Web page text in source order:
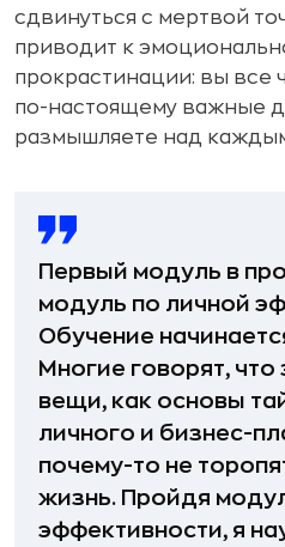
сдвинуться с мертвой
приводит к
прокрастинации: вы все
по-настоящему важные
размышляете над
Первый модуль в
модуль по личной
Обучение
Многие говорят, что
вещи, как основы
личного и бизнес-
почему-то не
жизнь. Пройдя
эффективности, я